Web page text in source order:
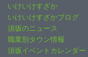
いけいけすざか
いけいけすざかブログ
須坂のニュース
職業別タウン情報
須坂イベントカレンダー